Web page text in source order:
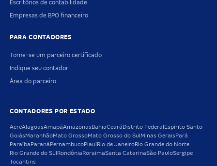
Escritórios de contabilidade
Empresas de BPO financeiro
PARA CONTADORES
Torne-se um parceiro certificado
Indique seu contador
Área do parceiro
CONTADORES POR ESTADO
AcreAlagoasAmapáAmazonas BahiaCeará Distrito Federal Espírito Santo
GoiásMaranhãoMato GrossoMato Grosso do Sul Minas Gerais Pará
Paraíba Paraná PernambucoPiauíRio de JaneiroRio Grande do Norte
Rio Grande do Sul Rondônia RoraimaSanta CatarinaSão PauloSergipe
Tocantins